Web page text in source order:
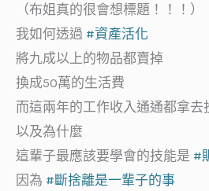
（布姐真的很會想標題！！！）
我如何透過 #資產活化
將九成以上的物品都賣掉
換成50萬的生活費
而這兩年的工作收入通通都拿去
以及為什麼
這輩子最應該要學會的技能是 #
因為 #斷捨離是一輩子的事